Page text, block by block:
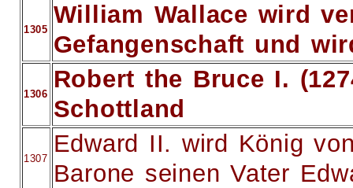
1305
William Wallace wird
Gefangenschaft und
1306
Robert the Bruce I.
Schottland
1307
Edward II. wird König
Barone seinen Vater